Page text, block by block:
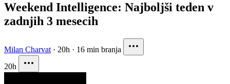
Weekend Intelligence: Najboljši teden v
zadnjih 3 mesecih
Milan Charvat · 20h · 16 min branja
20h